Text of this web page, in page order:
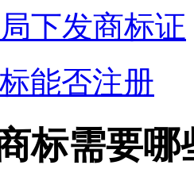
下发商标证
能否注册
标需要哪